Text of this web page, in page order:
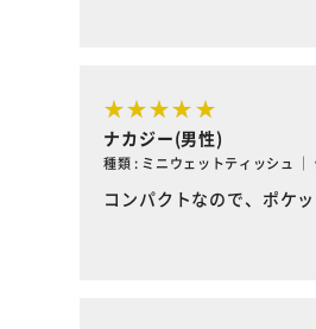
ナカジー(男性)
種類 : ミニウェットティッシュ ｜
コンパクトなので、ポケ